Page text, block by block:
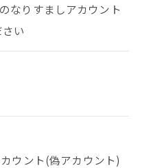
なりすましアカウント
い
ウント(偽アカウント)